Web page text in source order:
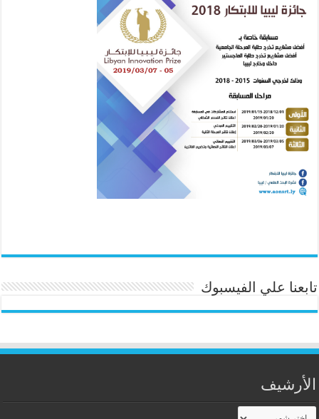
تابعنا علي الفيسبوك
الأرشيف
الأرشيف